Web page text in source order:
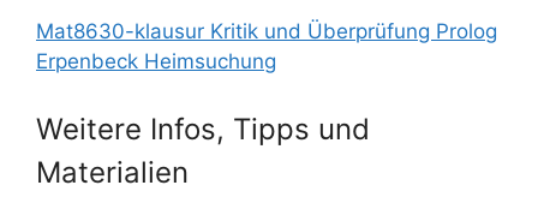
Mat8630-klausur Kritik und Überprüfung Prolog
Erpenbeck Heimsuchung
Weitere Infos, Tipps und
Materialien